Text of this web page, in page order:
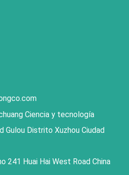
Ciencia y tecnología
Gulou Distrito Xuzhou Ciudad
241 Huai Hai West Road China